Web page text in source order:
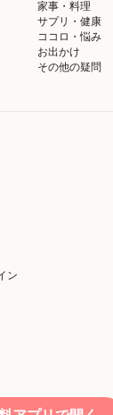
家事・料理
サプリ・健康
ココロ・悩み
お出かけ
その他の疑問
ン